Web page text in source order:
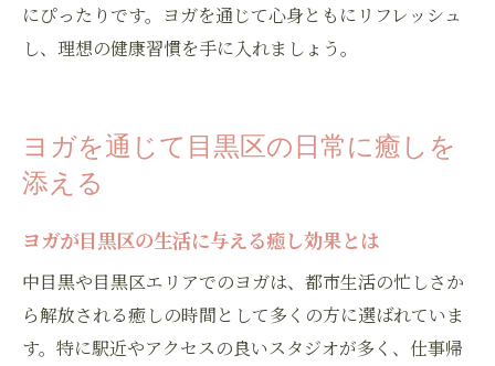
にぴったりです。ヨガを通じて心身ともにリフレッシュ
し、理想の健康習慣を手に入れましょう。
ヨガを通じて目黒区の日常に癒しを
添える
ヨガが目黒区の生活に与える癒し効果とは
中目黒や目黒区エリアでのヨガは、都市生活の忙しさか
ら解放される癒しの時間として多くの方に選ばれていま
す。特に駅近やアクセスの良いスタジオが多く、仕事帰